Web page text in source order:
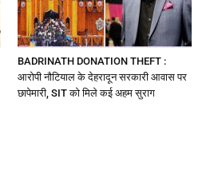
BADRINATH DONATION THEFT :
आरोपी नौटियाल के देहरादून सरकारी आवास पर
छापेमारी, SIT को मिले कई अहम सुराग